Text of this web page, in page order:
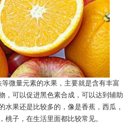
等微量元素的水果，主要就是含有丰富
，可以促进黑色素合成，可以达到辅助
水果还是比较多的，像是香蕉，西瓜，
桃子，在生活里面都比较常见。